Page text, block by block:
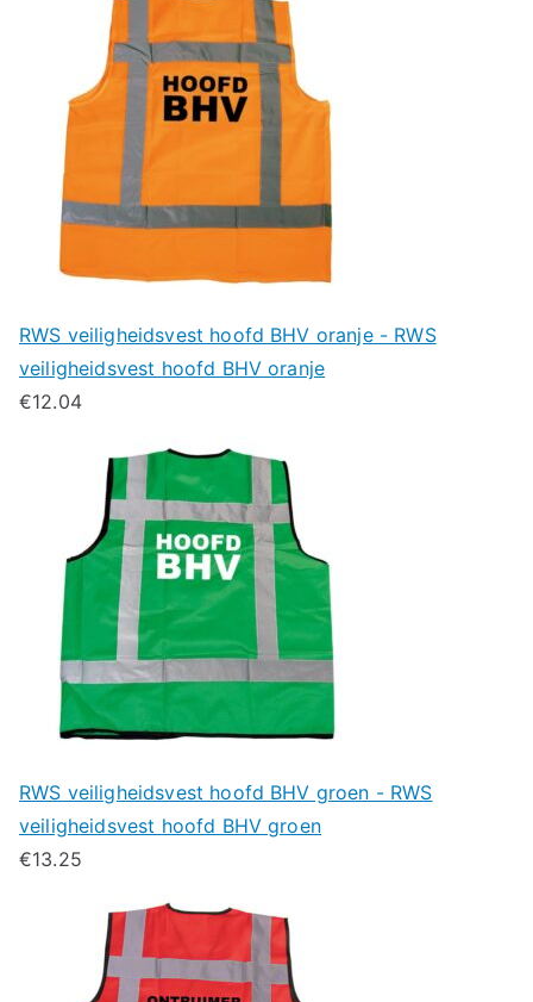
RWS veiligheidsvest hoofd BHV oranje - RWS
veiligheidsvest hoofd BHV oranje
€12.04
RWS veiligheidsvest hoofd BHV groen - RWS
veiligheidsvest hoofd BHV groen
€13.25